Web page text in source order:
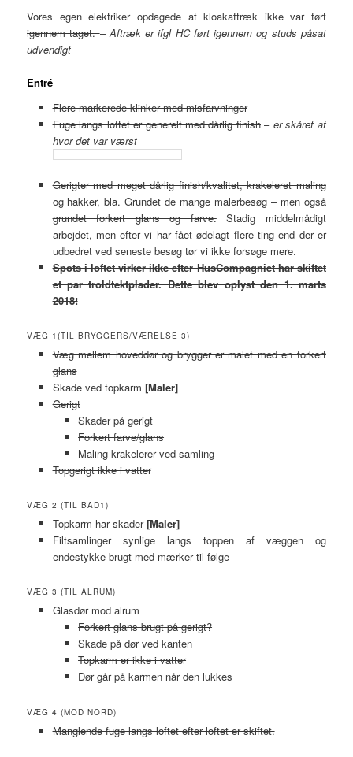
Vores egen elektriker opdagede at kloakaftræk ikke var ført
igennem taget.–Aftræk er ifgl HC ført igennem og studs påsat
udvendigt
Entré
Flere markerede klinker med misfarvninger
Fuge langs loftet er generelt med dårlig finish – er skåret af
hvor det var værst
Gerigter med meget dårlig finish/kvalitet, krakeleret maling
og hakker, bla. Grundet de mange malerbesøg – men også
grundet forkert glans og farve.Stadig middelmådigt
arbejdet, men efter vi har fået ødelagt flere ting end der er
udbedret ved seneste besøg tør vi ikke forsøge mere.
Spots i loftet virker ikke efter HusCompagniet har skiftet
et par troldtektplader. Dette blev oplyst den 1. marts
2018!
VÆG 1(TIL BRYGGERS/VÆRELSE 3)
Væg mellem hoveddør og brygger er malet med en forkert
glans
Skade ved topkarm[Maler]
Gerigt
Skader på gerigt
Forkert farve/glans
Maling krakelerer ved samling
Topgerigt ikke i vatter
VÆG 2 (TIL BAD1)
Topkarm har skader[Maler]
Filtsamlinger synlige langs toppen af væggen og
endestykke brugt med mærker til følge
VÆG 3 (TIL ALRUM)
Glasdør mod alrum
Forkert glans brugt på gerigt?
Skade på dør ved kanten
Topkarm er ikke i vatter
Dør går på karmen når den lukkes
VÆG 4 (MOD NORD)
Manglende fuge langs loftet efter loftet er skiftet.